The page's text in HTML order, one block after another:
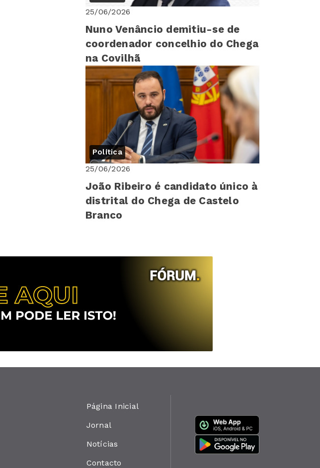
25/06/2026
Nuno Venâncio demitiu-se de
coordenador concelhio do Chega
na Covilhã
Política
25/06/2026
João Ribeiro é candidato único à
distrital do Chega de Castelo
Branco
Página Inicial
Jornal
Notícias
Contacto